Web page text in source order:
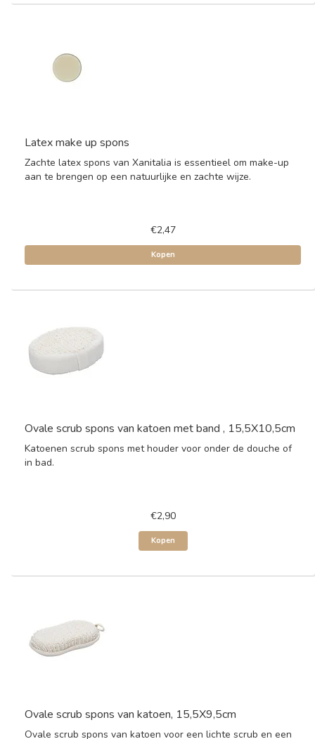
Latex make up spons
Zachte latex spons van Xanitalia is essentieel om make-up
aan te brengen op een natuurlijke en zachte wijze.
€2,47
Kopen
Ovale scrub spons van katoen met band , 15,5X10,5cm
Katoenen scrub spons met houder voor onder de douche of
in bad.
€2,90
Kopen
Ovale scrub spons van katoen, 15,5X9,5cm
Ovale scrub spons van katoen voor een lichte scrub en een